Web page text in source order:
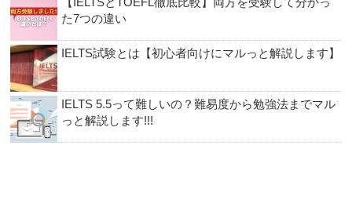
た7つの違い
IELTS試験とは【初心者向けにマルっと解説します】
IELTS 5.5って難しいの？難易度から勉強法までマル
っと解説します!!!